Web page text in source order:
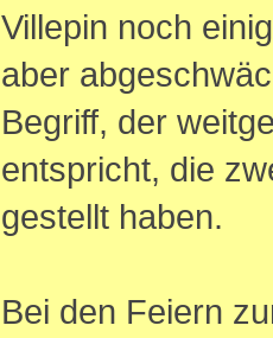
Villepin noch
aber
Begriff, der
entspricht, die
gestellt haben.
Bei den Feiern